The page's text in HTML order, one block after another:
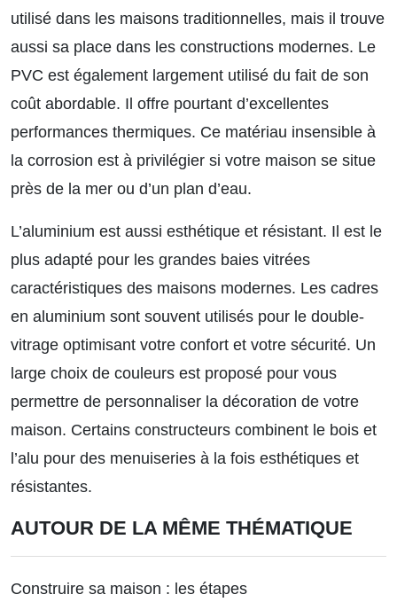
utilisé dans les maisons traditionnelles, mais il trouve
aussi sa place dans les constructions modernes. Le
PVC est également largement utilisé du fait de son
coût abordable. Il offre pourtant d’excellentes
performances thermiques. Ce matériau insensible à
la corrosion est à privilégier si votre maison se situe
près de la mer ou d’un plan d’eau.
L’aluminium est aussi esthétique et résistant. Il est le
plus adapté pour les grandes baies vitrées
caractéristiques des maisons modernes. Les cadres
en aluminium sont souvent utilisés pour le double-
vitrage optimisant votre confort et votre sécurité. Un
large choix de couleurs est proposé pour vous
permettre de personnaliser la décoration de votre
maison. Certains constructeurs combinent le bois et
l’alu pour des menuiseries à la fois esthétiques et
résistantes.
AUTOUR DE LA MÊME THÉMATIQUE
Construire sa maison : les étapes